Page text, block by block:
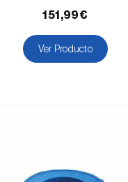
151,99€
Ver Producto